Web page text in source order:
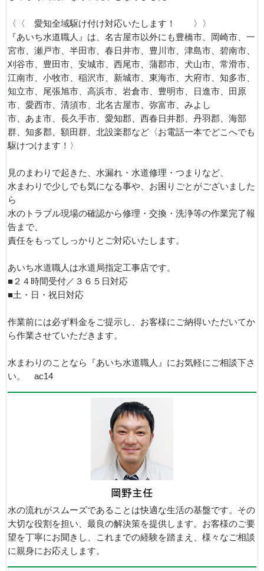
〈〈 愛知全域駆け付け対応いたします！ 〉〉
『あいち水道職人』は、名古屋市以外にも豊橋市、岡崎市、一
宮市、瀬戸市、半田市、春日井市、豊川市、津島市、碧南市、
刈谷市、豊田市、安城市、西尾市、蒲郡市、犬山市、常滑市、
江南市、小牧市、稲沢市、新城市、東海市、大府市、知多市、
知立市、尾張旭市、高浜市、岩倉市、豊明市、日進市、田原
市、愛西市、清須市、北名古屋市、弥富市、みよし
市、あま市、長久手市、愛知郡、西春日井郡、丹羽郡、海部
群、知多郡、額田群、北設楽郡など〈お電話一本でどこへでも
駆けつけます！〉
見のまわりで起きた、水漏れ・水道修理・つまりなど、
水まわりで少しでも気になる事や、お困りごとがございました
ら
水のトラブル現場の確認から修理・交換・洗浄等の作業完了報
告まで、
責任をもってしっかりとご対応いたします。
あいち水道職人は水道局指定工事店です。
■２４時間受付／３６５日対応
■土・日・祝日対応
作業前には必ず料金をご提示し、お客様にご納得いただいてか
ら作業させていただきます。
水まわりのことなら『あいち水道職人』にお気軽にご相談下さ
い。 ac14
水の流れがスムーズであることは快適な生活の基盤です。その
大切な役割を担い、最良の解決策を提供します。お客様のご要
望を丁寧にお聞きし、これまでの経験を踏まえ、様々なご相談
に親身にお応えします。